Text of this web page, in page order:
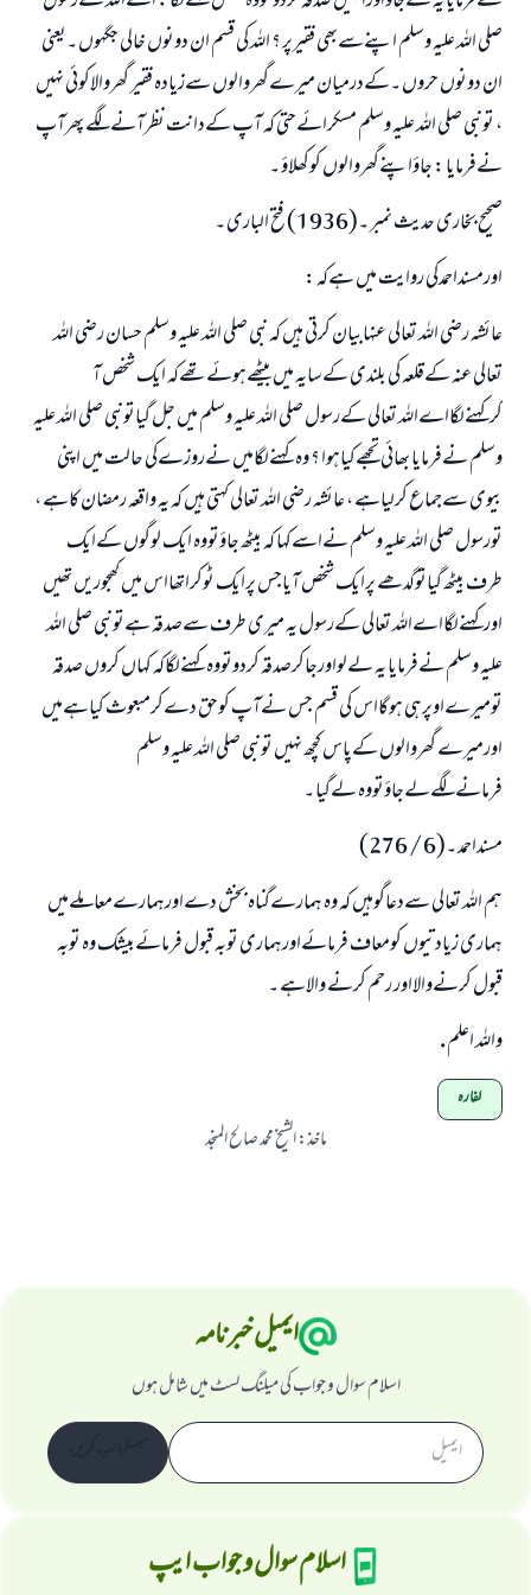
صلی اللہ علیہ وسلم اپنےسےبھی فقیرپر ؟ اللہ کی قسم ان دونوں خالی جگہوں ۔یعنی
ان دونوں حروں ۔کےدرمیان میرےگھروالوں سےزیادہ فقیر گھروالاکوئی نہیں
، تونبی صلی اللہ علیہ وسلم مسکرائےحتی کہ آپ کےدانت نظرآنےلگے پھرآپ
نےفرمایا : جاؤاپنےگھروالوں کوکھلاؤ ۔
صحیح بخاری حدیث نمبر ۔(1936) فتح الباری ۔
اورمسنداحمدکی روایت میں ہےکہ :
عائشہ رضی اللہ تعالی عنہابیان کرتی ہیں کہ نبی صلی اللہ علیہ وسلم حسان رضی اللہ
تعالی عنہ کےقلعہ کی بلندی کےسایہ میں بیٹھےہوئےتھےکہ ایک شخص آ
کرکہنےلگااےاللہ تعالی کےرسول صلی اللہ علیہ وسلم میں جل گیاتونبی صلی اللہ علیہ
وسلم نےفرمایا بھائی تجھےکیاہوا ؟ وہ کہنےلگامیں نےروزےکی حالت میں اپنی
بیوی سےجماع کرلیاہے ، عائشہ رضی اللہ تعالی کہتی ہیں کہ یہ واقعہ رمضان کاہے ،
تورسول صلی اللہ علیہ وسلم نےاسےکہا کہ بیٹھ جاؤتووہ ایک لوگوں کےایک
طرف بیٹھ گیاتوگدھے پرایک شخص آیاجس پرایک ٹوکراتھااس میں کھجوریں تھیں
اورکہنےلگااےاللہ تعالی کےرسول یہ میری طرف سےصدقہ ہےتونبی صلی اللہ
علیہ وسلم نےفرمایا یہ لےلواورجاکرصدقہ کردوتووہ کہنےلگاکہ کہاں کروں صدقہ
تومیرےاوپرہی ہوگااس کی قسم جس نےآپ کوحق دےکرمبعوث کیاہےمیں
اورمیرے گھروالوں کےپاس کچھ نہیں تونبی صلی اللہ علیہ وسلم
فرمانےلگےلےجاؤتووہ لےگیا ۔
مسنداحمد ۔(6 / 276)
ہم اللہ تعالی سےدعاگوہیں کہ وہ ہمارےگناہ بخش دےاورہمارےمعاملےمیں
ہماری زیادتیوں کومعاف فرمائےاورہماری توبہ قبول فرمائےبیشک وہ توبہ
قبول کرنےوالااور رحم کرنے والاہے ۔
واللہ اعلم .
کفارہ
ماخذ:الشیخ محمد صالح المنجد
ایمیل خبرنامہ
اسلام سوال و جواب کی میلنگ لسٹ میں شامل ہوں
اسلام سوال و جواب ایپ